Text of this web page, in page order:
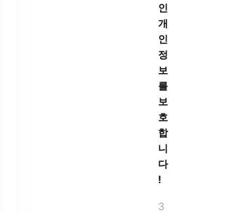
인
개
인
정
보
를
보
호
합
니
다
!
3